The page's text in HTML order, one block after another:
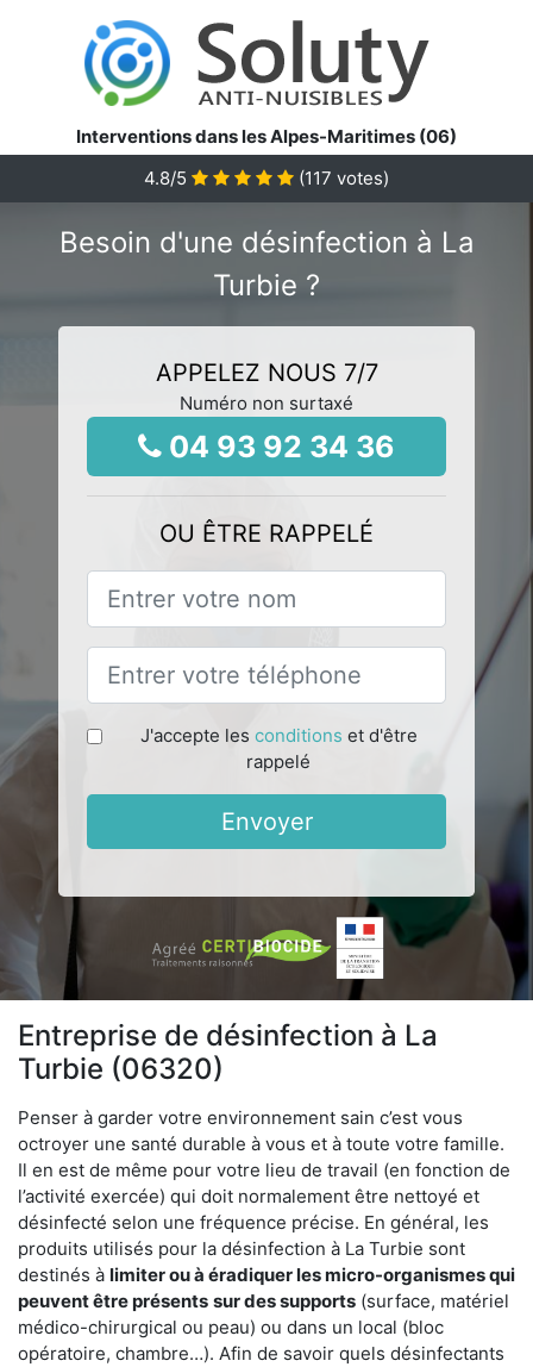
Interventions dans les Alpes-Maritimes (06)
4.8/5 (117 votes)
Besoin d'une désinfection à La
Turbie ?
APPELEZ NOUS 7/7
Numéro non surtaxé
04 93 92 34 36
OU ÊTRE RAPPELÉ
J'accepte les conditions et d'être
rappelé
Envoyer
Entreprise de désinfection à La
Turbie (06320)
Penser à garder votre environnement sain c’est vous
octroyer une santé durable à vous et à toute votre famille.
Il en est de même pour votre lieu de travail (en fonction de
l’activité exercée) qui doit normalement être nettoyé et
désinfecté selon une fréquence précise. En général, les
produits utilisés pour la désinfection à La Turbie sont
destinés à limiter ou à éradiquer les micro-organismes qui
peuvent être présents sur des supports (surface, matériel
médico-chirurgical ou peau) ou dans un local (bloc
opératoire, chambre…). Afin de savoir quels désinfectants